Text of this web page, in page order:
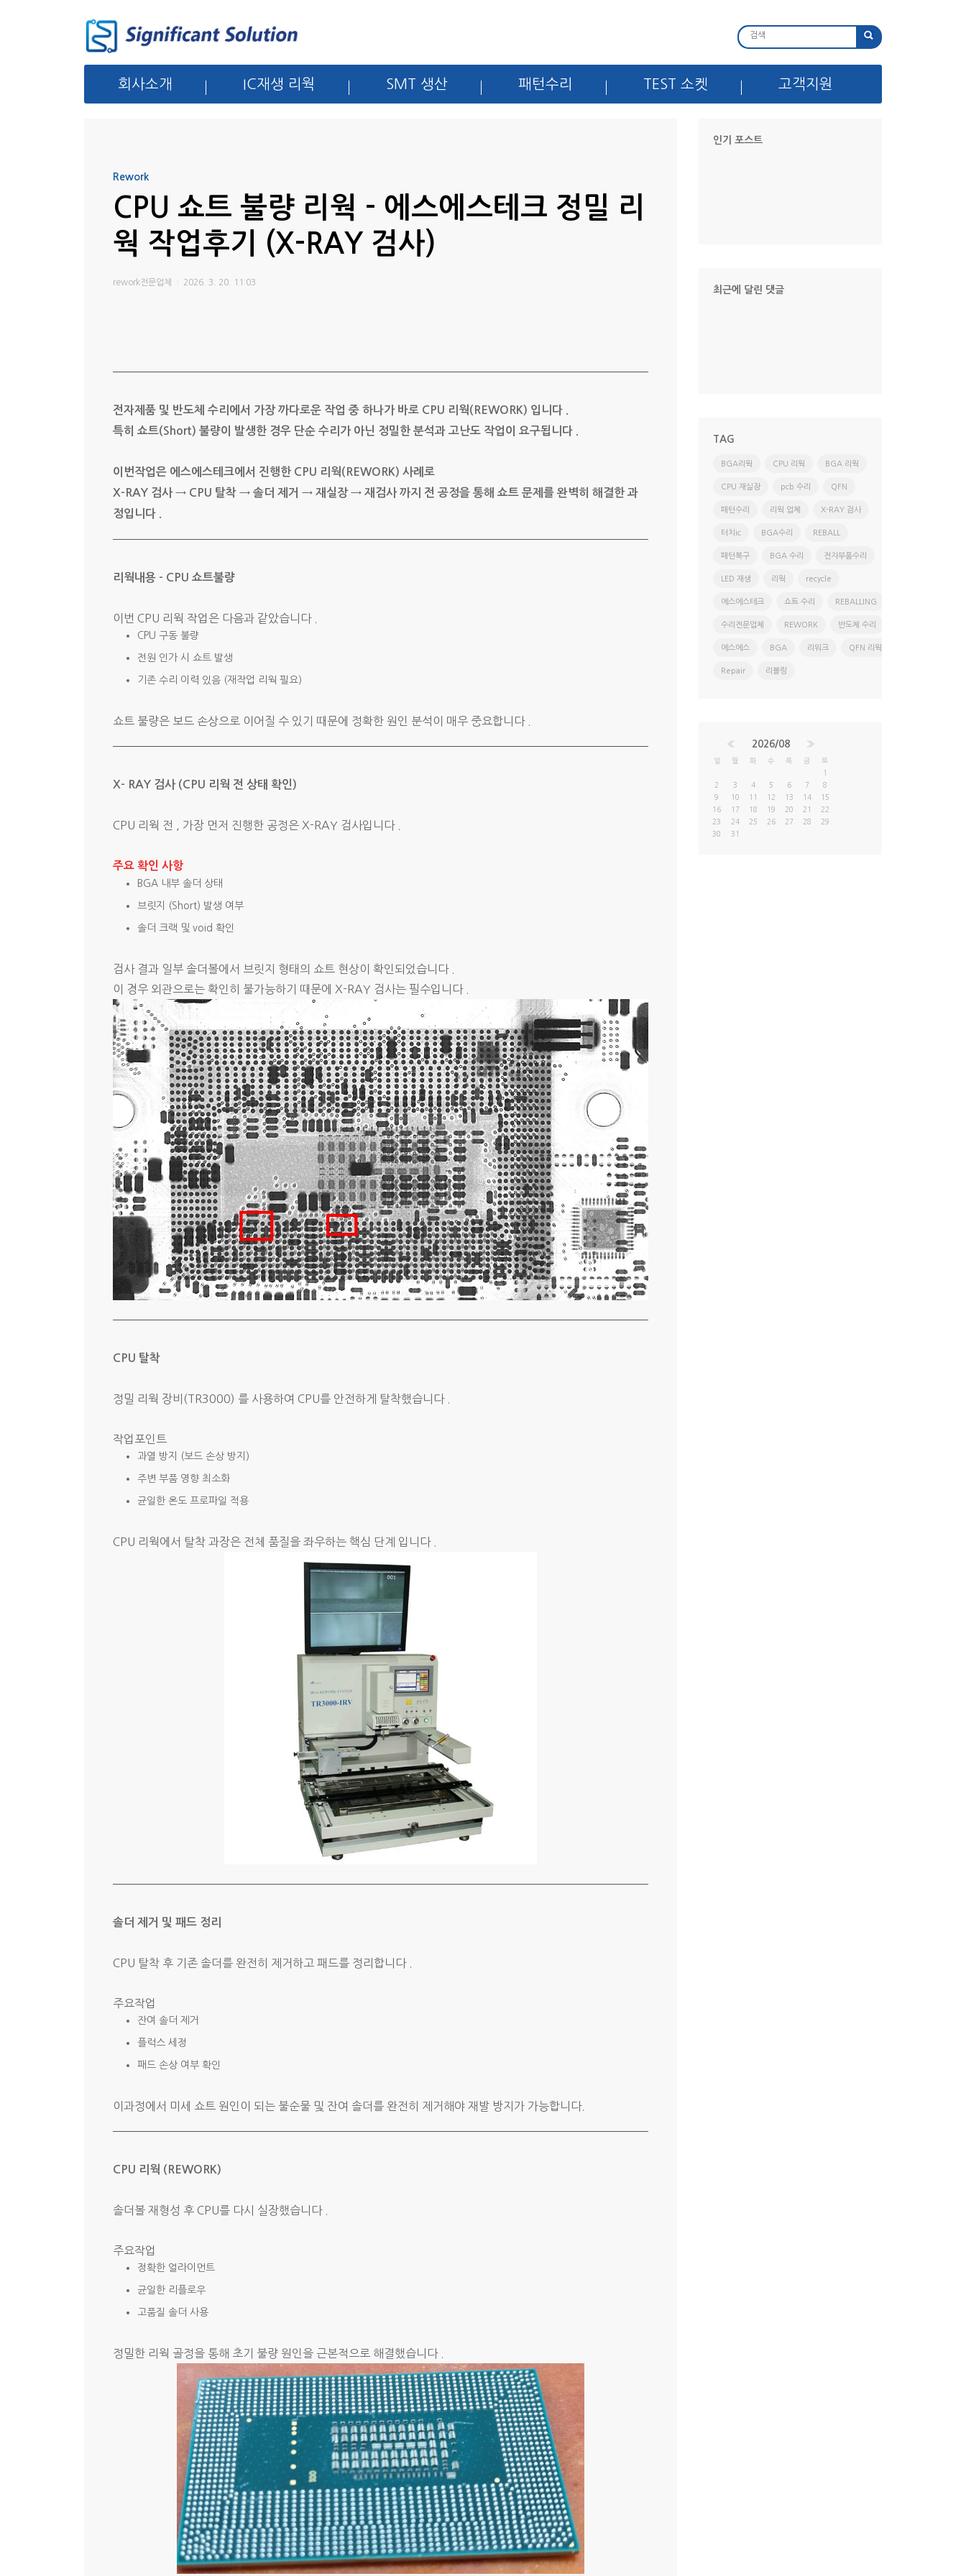
회사소개 IC재생 리웍 SMT 생산 패턴수리 TEST 소켓 고객지원
Rework
CPU 쇼트 불량 리웍 - 에스에스테크 정밀 리
웍 작업후기 (X-RAY 검사)
rework전문업체 2026. 3. 20. 11:03
전자제품 및 반도체 수리에서 가장 까다로운 작업 중 하나가 바로 CPU 리웍(REWORK) 입니다 .
특히 쇼트(Short) 불량이 발생한 경우 단순 수리가 아닌 정밀한 분석과 고난도 작업이 요구됩니다 .
이번작업은 에스에스테크에서 진행한 CPU 리웍(REWORK) 사례로
X-RAY 검사 → CPU 탈착 → 솔더 제거 → 재실장 → 재검사 까지 전 공정을 통해 쇼트 문제를 완벽히 해결한 과
정입니다 .
리웍내용 - CPU 쇼트불량
이번 CPU 리웍 작업은 다음과 같았습니다 .
CPU 구동 불량
전원 인가 시 쇼트 발생
기존 수리 이력 있음 (재작업 리웍 필요)
쇼트 불량은 보드 손상으로 이어질 수 있기 때문에 정확한 원인 분석이 매우 중요합니다 .
X- RAY 검사 (CPU 리웍 전 상태 확인)
CPU 리웍 전 , 가장 먼저 진행한 공정은 X-RAY 검사입니다 .
주요 확인 사항
BGA 내부 솔더 상태
브릿지 (Short) 발생 여부
솔더 크랙 및 void 확인
검사 결과 일부 솔더볼에서 브릿지 형태의 쇼트 현상이 확인되었습니다 .
이 경우 외관으로는 확인히 불가능하기 때문에 X-RAY 검사는 필수입니다 .
CPU 탈착
정밀 리웍 장비(TR3000) 를 사용하여 CPU를 안전하게 탈착했습니다 .
작업포인트
과열 방지 (보드 손상 방지)
주변 부품 영향 최소화
균일한 온도 프로파일 적용
CPU 리웍에서 탈착 과장은 전체 품질을 좌우하는 핵심 단계 입니다 .
솔더 제거 및 패드 정리
CPU 탈착 후 기존 솔더를 완전히 제거하고 패드를 정리합니다 .
주요작업
잔여 솔더 제거
플럭스 세정
패드 손상 여부 확인
이과정에서 미세 쇼트 원인이 되는 불순물 및 잔여 솔더를 완전히 제거해야 재발 방지가 가능합니다.
CPU 리웍 (REWORK)
솔더볼 재형성 후 CPU를 다시 실장했습니다 .
주요작업
정확한 얼라이먼트
균일한 리플로우
고품질 솔더 사용
정밀한 리웍 골정을 통해 초기 불량 원인을 근본적으로 해결했습니다 .
인기 포스트
최근에 달린 댓글
TAG
BGA리웍 CPU 리웍 BGA 리웍
CPU 재실장 pcb 수리 QFN
패턴수리 리웍 업체 X-RAY 검사
터치ic BGA수리 REBALL
패턴복구 BGA 수리 전자부품수리
LED 재생 리웍 recycle
에스에스테크 쇼트 수리 REBALLING
수리전문업체 REWORK 반도체 수리
에스에스 BGA 리워크 QFN 리웍
Repair 리볼링
« 2026/08 »
일 월 화 수 목 금 토
1
2
3 4 5 6 7
8
9
10 11 12 13 14
15
16
17 18 19 20 21
22
23
24 25 26 27 28
29
30
31